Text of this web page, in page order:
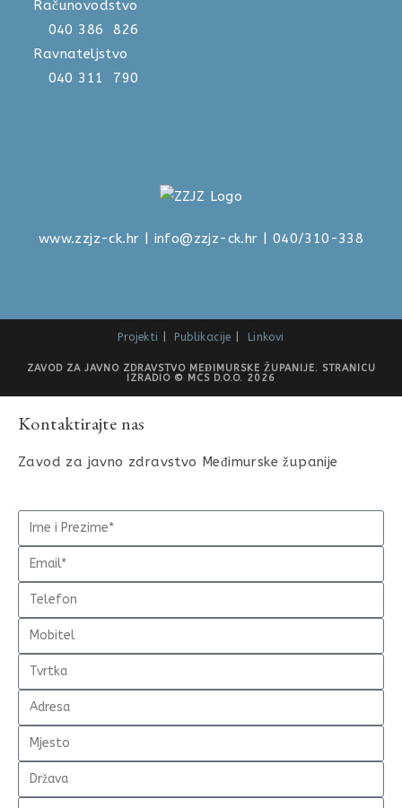
Računovodstvo
040 386 826
Ravnateljstvo
040 311 790
www.zzjz-ck.hr info@zzjz-ck.hr | 040/310-338
Projekti Publikacije Linkovi
ZAVOD ZA JAVNO ZDRAVSTVO MEĐIMURSKE ŽUPANIJE. STRANICU
IZRADIO © MCS D.O.O. 2026
Kontaktirajte nas
Zavod za javno zdravstvo Međimurske županije